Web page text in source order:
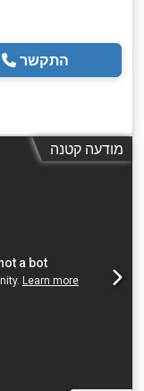
התקשר
מודעה קטנה